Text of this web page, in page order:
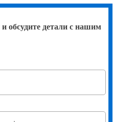
и обсудите детали с нашим